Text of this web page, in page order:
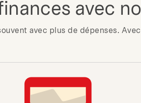
avec
avec plus de dépenses.